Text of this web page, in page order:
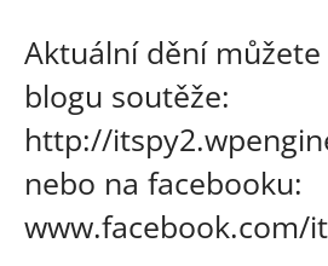
Aktuální dění
blogu soutěže:
http://
nebo na facebooku:
www.facebook.com/